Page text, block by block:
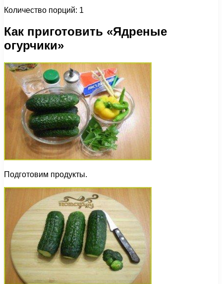
Количество порций: 1
Как приготовить «Ядреные
огурчики»
Подготовим продукты.